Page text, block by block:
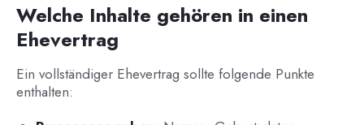
Welche Inhalte gehören in einen
Ehevertrag
Ein vollständiger Ehevertrag sollte folgende Punkte
enthalten: